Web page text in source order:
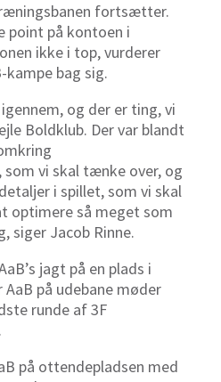
fortsætter.
point på kontoen i
ikke i top, vurderer
kampe bag sig.
og der er ting, vi
Boldklub. Der var blandt
vi skal tænke over, og
i spillet, som vi skal
optimere så meget som
siger Jacob Rinne.
jagt på en plads i
på udebane møder
runde af 3F
på ottendepladsen med